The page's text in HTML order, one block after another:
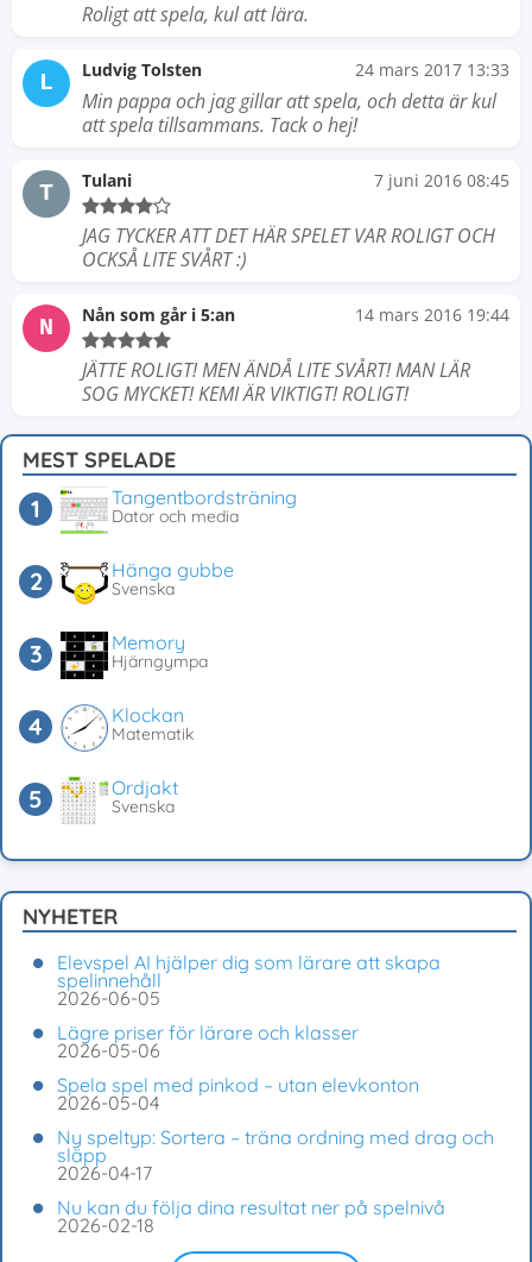
Roligt att spela, kul att lära.
L Ludvig Tolsten 24 mars 2017 13:33
Min pappa och jag gillar att spela, och detta är kul
att spela tillsammans. Tack o hej!
T Tulani 7 juni 2016 08:45
JAG TYCKER ATT DET HÄR SPELET VAR ROLIGT OCH
OCKSÅ LITE SVÅRT :)
N Nån som går i 5:an 14 mars 2016 19:44
JÄTTE ROLIGT! MEN ÄNDÅ LITE SVÅRT! MAN LÄR
SOG MYCKET! KEMI ÄR VIKTIGT! ROLIGT!
MEST SPELADE
Tangentbordsträning
Dator och media
Hänga gubbe
Svenska
Memory
Hjärngympa
Klockan
Matematik
Ordjakt
Svenska
NYHETER
Elevspel AI hjälper dig som lärare att skapa
spelinnehåll
2026-06-05
Lägre priser för lärare och klasser
2026-05-06
Spela spel med pinkod – utan elevkonton
2026-05-04
Ny speltyp: Sortera – träna ordning med drag och
släpp
2026-04-17
Nu kan du följa dina resultat ner på spelnivå
2026-02-18